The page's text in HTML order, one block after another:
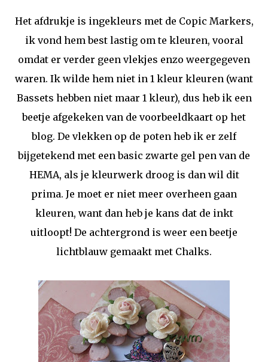
Het afdrukje is ingekleurs met de Copic Markers,
ik vond hem best lastig om te kleuren, vooral
omdat er verder geen vlekjes enzo weergegeven
waren. Ik wilde hem niet in 1 kleur kleuren (want
Bassets hebben niet maar 1 kleur), dus heb ik een
beetje afgekeken van de voorbeeldkaart op het
blog. De vlekken op de poten heb ik er zelf
bijgetekend met een basic zwarte gel pen van de
HEMA, als je kleurwerk droog is dan wil dit
prima. Je moet er niet meer overheen gaan
kleuren, want dan heb je kans dat de inkt
uitloopt! De achtergrond is weer een beetje
lichtblauw gemaakt met Chalks.